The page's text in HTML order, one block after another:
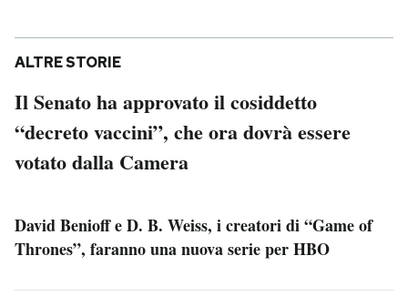
ALTRE STORIE
Il Senato ha approvato il cosiddetto
“decreto vaccini”, che ora dovrà essere
votato dalla Camera
David Benioff e D. B. Weiss, i creatori di “Game of
Thrones”, faranno una nuova serie per HBO